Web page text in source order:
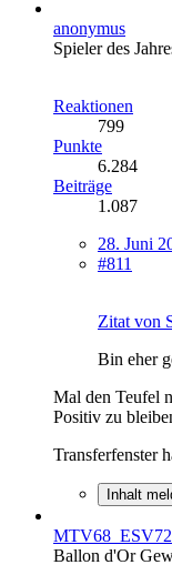
anonymus
Spieler des
Reaktionen
799
Punkte
6.284
Beiträge
1.087
28. Juni
#811
Zitat von
Bin eher
Mal den Teufel
Positiv zu
Transferfenster
Inhalt
MTV68_ESV72
Ballon d'Or